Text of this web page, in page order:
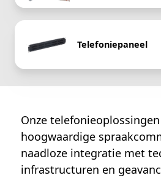
Telefoniepaneel
Onze
hoogwaardige
naadloze integratie met
infrastructuren en